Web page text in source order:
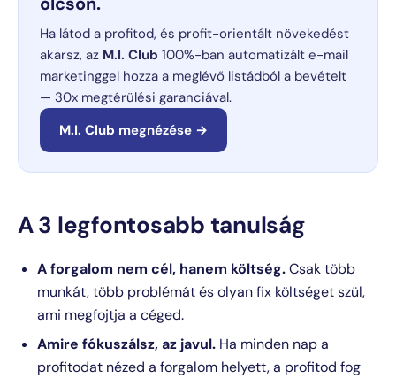
Ha látod a profitod, és profit-orientált növekedést
akarsz, az M.I. Club 100%-ban automatizált e-mail
marketinggel hozza a meglévő listádból a bevételt
— 30x megtérülési garanciával.
M.I. Club megnézése →
A 3 legfontosabb tanulság
A forgalom nem cél, hanem költség.Csak több
munkát, több problémát és olyan fix költséget szül,
ami megfojtja a céged.
Amire fókuszálsz, az javul. Ha minden nap a
profitodat nézed a forgalom helyett, a profitod fog